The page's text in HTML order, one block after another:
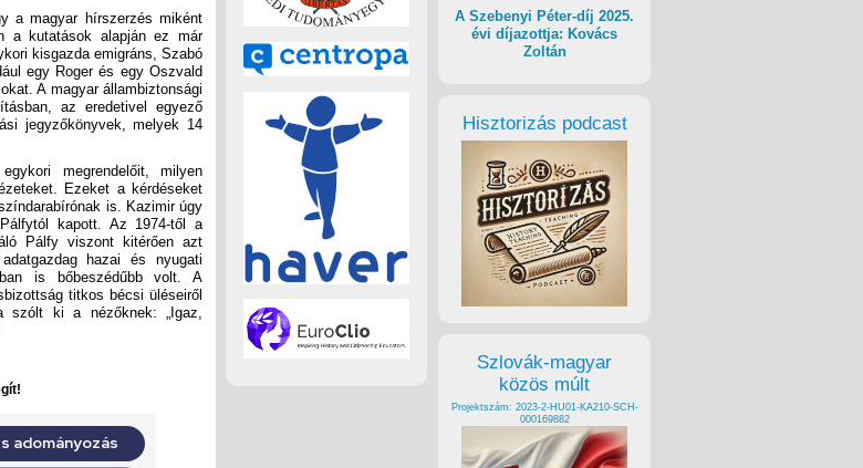
a magyar hírszerzés miként
a kutatások alapján ez már
kisgazda emigráns, Szabó
egy Roger és egy Oszvald
A magyar állambiztonsági
az eredetivel egyező
jegyzőkönyvek, melyek 14
megrendelőit, milyen
Ezeket a kérdéseket
is. Kazimir úgy
kapott. Az 1974-től a
Pálfy viszont kitérően azt
hazai és nyugati
is bőbeszédűbb volt. A
titkos bécsi üléseiről
ki a nézőknek: „Igaz,
A Szebenyi Péter-díj 2025.
évi díjazottja: Kovács
Zoltán
Hisztorizás podcast
Szlovák-magyar
közös múlt
Projektszám: 2023-2-HU01-KA210-SCH-
000169882